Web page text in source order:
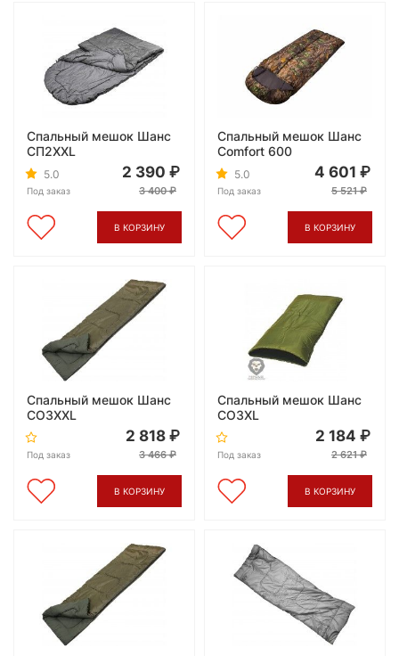
Спальный мешок Шанс
CП2XXL
5.0
Под заказ
2 390
3 400
В КОРЗИНУ
Спальный мешок Шанс
Comfort 600
5.0
Под заказ
4 601
5 521
В КОРЗИНУ
Спальный мешок Шанс
CO3XXL
Под заказ
2 818
3 466
В КОРЗИНУ
Спальный мешок Шанс
CO3XL
Под заказ
2 184
2 621
В КОРЗИНУ